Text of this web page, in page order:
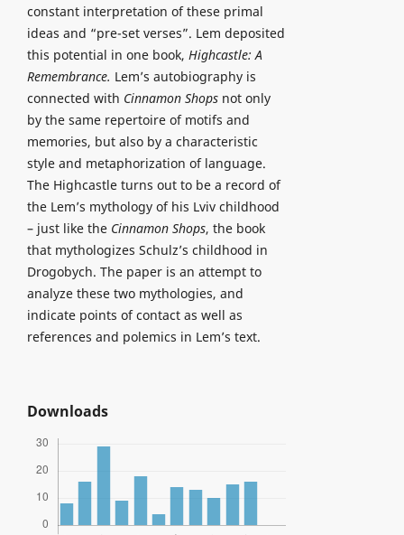
constant interpretation of these primal
ideas and “pre-set verses”. Lem deposited
this potential in one book, Highcastle: A
Remembrance. Lem’s autobiography is
connected with Cinnamon Shopsnot only
by the same repertoire of motifs and
memories, but also by a characteristic
style and metaphorization of language.
The Highcastle turns out to be a record of
the Lem’s mythology of his Lviv childhood
– just like the Cinnamon Shops, the book
that mythologizes Schulz’s childhood in
Drogobych. The paper is an attempt to
analyze these two mythologies, and
indicate points of contact as well as
references and polemics in Lem’s text.
Downloads